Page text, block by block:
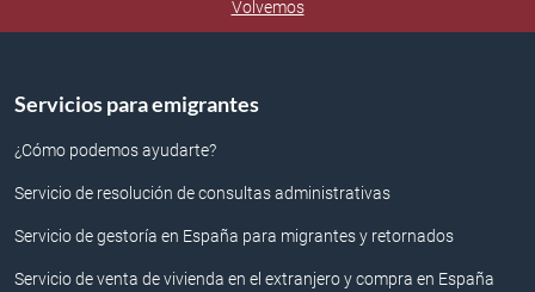
Volvemos
Servicios para emigrantes
¿Cómo podemos ayudarte?
Servicio de resolución de consultas administrativas
Servicio de gestoría en España para migrantes y retornados
Servicio de venta de vivienda en el extranjero y compra en España